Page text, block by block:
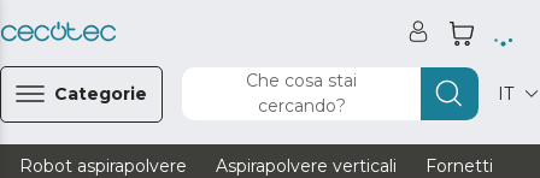
Categorie
Che cosa stai
cercando?
IT
Robot aspirapolvere Aspirapolvere verticali Fornetti